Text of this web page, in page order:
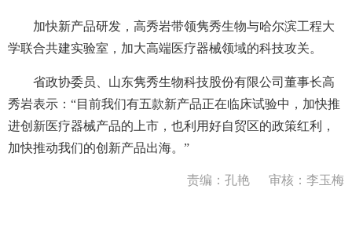
加快新产品研发，高秀岩带领隽秀生物与哈尔滨工程大
学联合共建实验室，加大高端医疗器械领域的科技攻关。
省政协委员、山东隽秀生物科技股份有限公司董事长高
秀岩表示：“目前我们有五款新产品正在临床试验中，加快推
进创新医疗器械产品的上市，也利用好自贸区的政策红利，
加快推动我们的创新产品出海。”
责编：孔艳 审核：李玉梅